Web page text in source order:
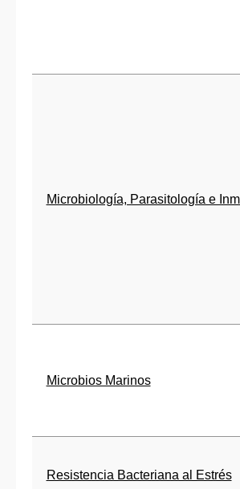
Microbiología, Parasitología e
Microbios Marinos
Resistencia Bacteriana al Estrés